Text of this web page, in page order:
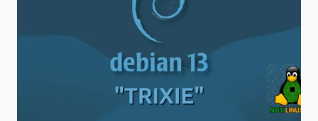
MODELOS
FOCO
PRIVACIDAD